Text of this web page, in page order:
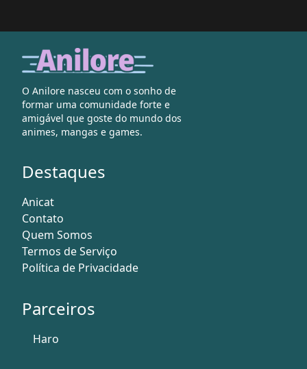
O Anilore nasceu com o sonho de
formar uma comunidade forte e
amigável que goste do mundo dos
animes, mangas e games.
Destaques
Anicat
Contato
Quem Somos
Termos de Serviço
Política de Privacidade
Parceiros
Haro